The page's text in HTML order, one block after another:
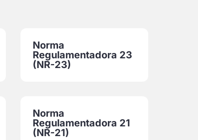
Norma
Regulamentadora 23
(NR-23)
Norma
Regulamentadora 21
(NR-21)